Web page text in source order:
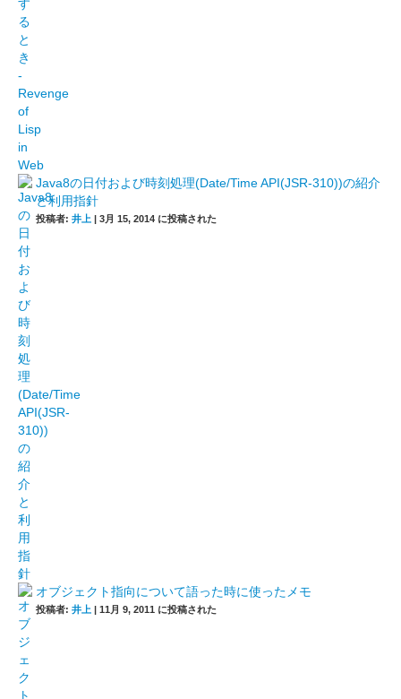
Java8の日付および時刻処理(Date/Time API(JSR-310))の紹介
と利用指針
投稿者: 井上 | 3月 15, 2014 に投稿された
オブジェクト指向について語った時に使ったメモ
投稿者: 井上 | 11月 9, 2011 に投稿された